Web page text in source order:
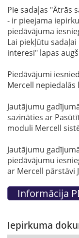
Pie sadaļas "Ātrās
- ir pieejama
piedāvājuma
Lai piekļūtu
interesi" lapas
Piedāvājumi
Mercell
Jautājumu
sazināties ar
moduli Mercell
Jautājumu
piedāvājumu
ar Mercell pārstāvi
Iepirkuma